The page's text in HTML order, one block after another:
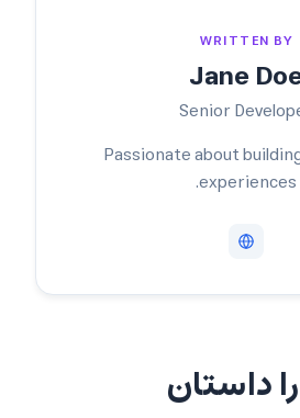
WRITTEN BY
Jane
Senior
Passionate about
experiences.
داستان